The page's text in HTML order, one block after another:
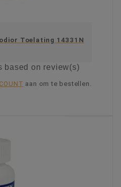
Toelating 14331N
based on review(s)
aan om te bestellen.